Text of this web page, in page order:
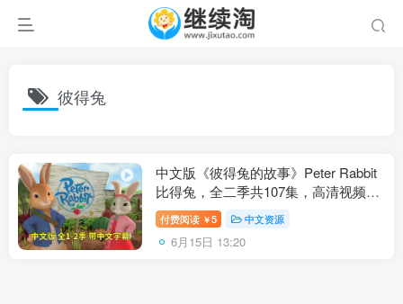
彼得兔
中文版《彼得兔的故事》Peter Rabbit
比得兔，全二季共107集，高清视频带
中文字幕，百度网盘下载！
付费阅读 ￥5 中文资源
6月15日 13:20